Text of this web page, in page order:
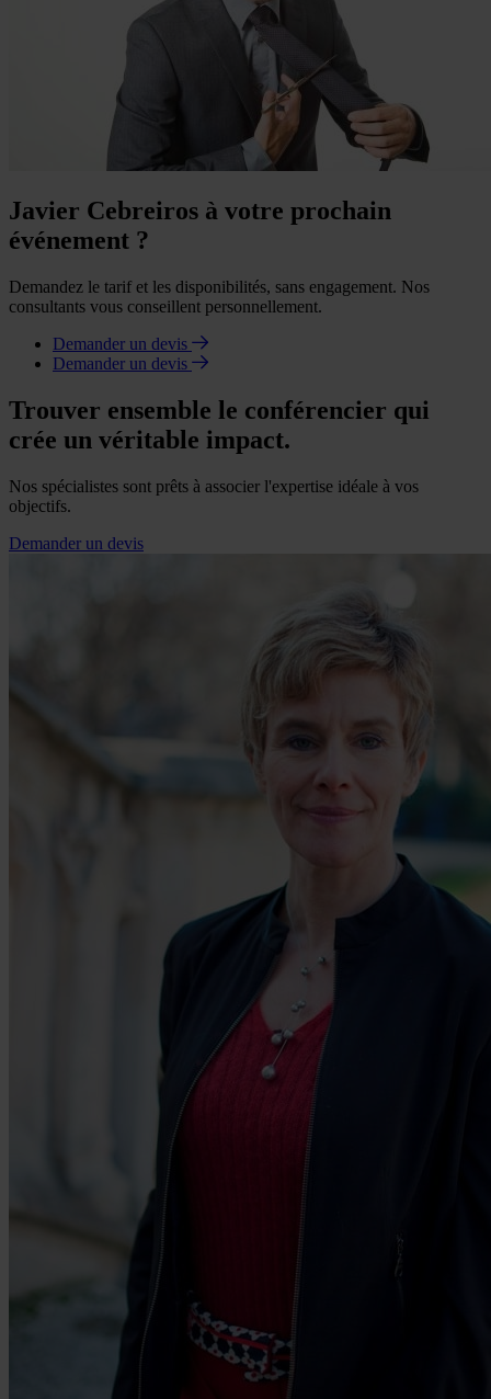
Javier Cebreiros à votre prochain
événement ?
Demandez le tarif et les disponibilités, sans engagement. Nos
consultants vous conseillent personnellement.
Demander un devis
Demander un devis
Trouver ensemble le conférencier qui
crée un véritable impact.
Nos spécialistes sont prêts à associer l'expertise idéale à vos
objectifs.
Demander un devis